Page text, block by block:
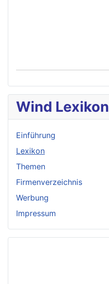
Wind Lexikon
Einführung
Lexikon
Themen
Firmenverzeichnis
Werbung
Impressum